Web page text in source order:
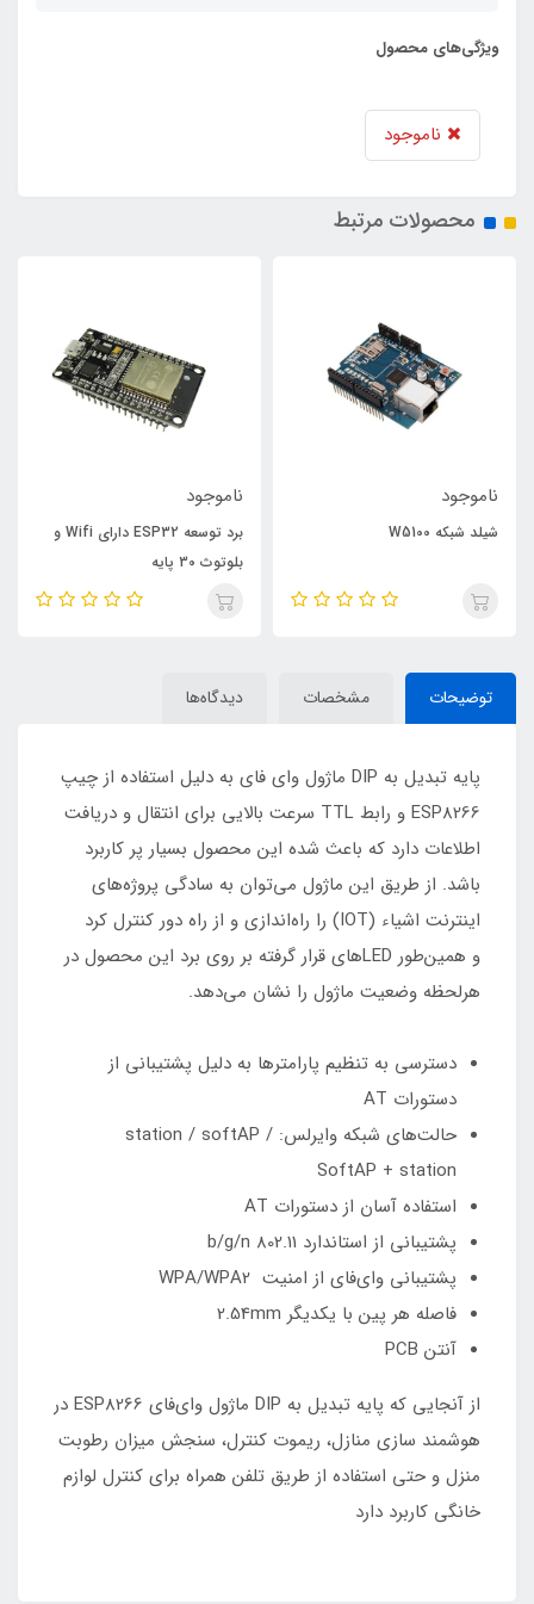
ویژگی‌های محصول
ناموجود
محصولات مرتبط
ناموجود
شیلد شبکه W5100
ناموجود
برد توسعه ESP32 دارای Wifi و
بلوتوث 30 پایه
توضیحات مشخصات دیدگاه‌ها
پایه تبدیل به DIP ماژول وای فای به دلیل استفاده از چیپ
ESP8266 و رابط TTL سرعت بالایی برای انتقال و دریافت
اطلاعات دارد که باعث شده این محصول بسیار پر کاربرد
باشد. از طریق این ماژول می‌توان به سادگی پروژه‌های
اینترنت اشیاء (IOT) را راه‌اندازی و از راه دور کنترل کرد
و همین‌طور LEDهای قرار گرفته بر روی برد این محصول در
هرلحظه وضعیت ماژول را نشان می‌دهد.
دسترسی به تنظیم پارامترها به دلیل پشتیبانی از
دستورات AT
حالت‌های شبکه وایرلس: station / softAP /
SoftAP + station
استفاده آسان از دستورات AT
پشتیبانی از استاندارد 802.11 b/g/n
پشتیبانی وای‌فای از امنیت WPA/WPA2
فاصله هر پین با یکدیگر 2.54mm
آنتن PCB
از آنجایی که پایه تبدیل به DIP ماژول وای‌فای ESP8266 در
هوشمند سازی منازل، ریموت کنترل، سنجش میزان رطوبت
منزل و حتی استفاده از طریق تلفن همراه برای کنترل لوازم
خانگی کاربرد دارد